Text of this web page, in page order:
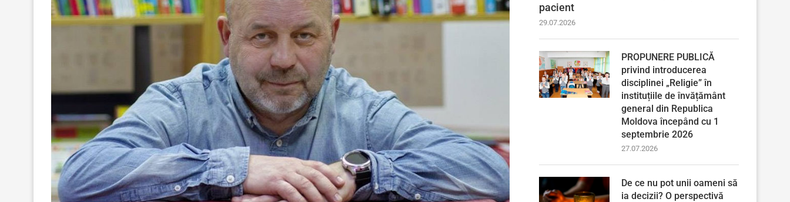
pacient
29.07.2026
PROPUNERE PUBLICĂ
privind introducerea
disciplinei „Religie” în
instituțiile de învățământ
general din Republica
Moldova începând cu 1
septembrie 2026
27.07.2026
De ce nu pot unii oameni să
ia decizii? O perspectivă